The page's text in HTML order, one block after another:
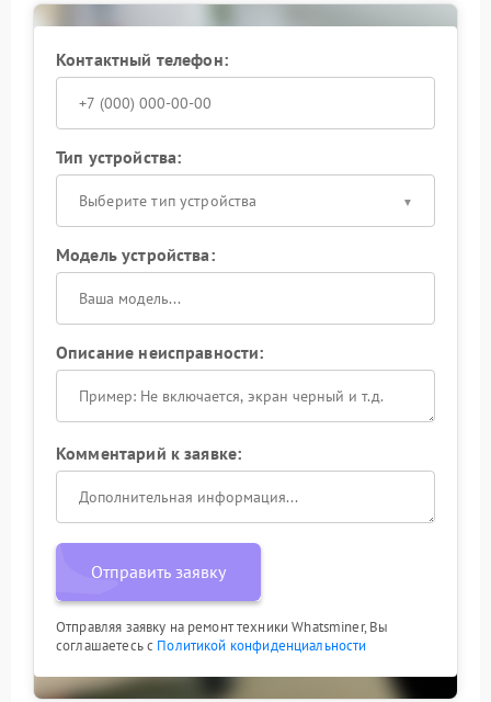
Контактный телефон:
Тип устройства:
Выберите тип устройства
Модель устройства:
Описание неисправности:
Комментарий к заявке:
Отправить заявку
Отправляя заявку на ремонт техники Whatsminer, Вы
соглашаетесь с Политикой конфиденциальности